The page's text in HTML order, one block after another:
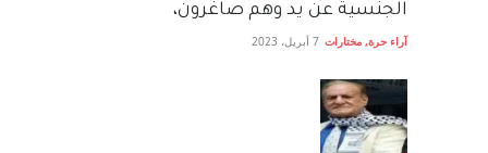
الجنسية عن يد وهم صاغرون،
آراء حرة, مختارات 7 أبريل، 2023